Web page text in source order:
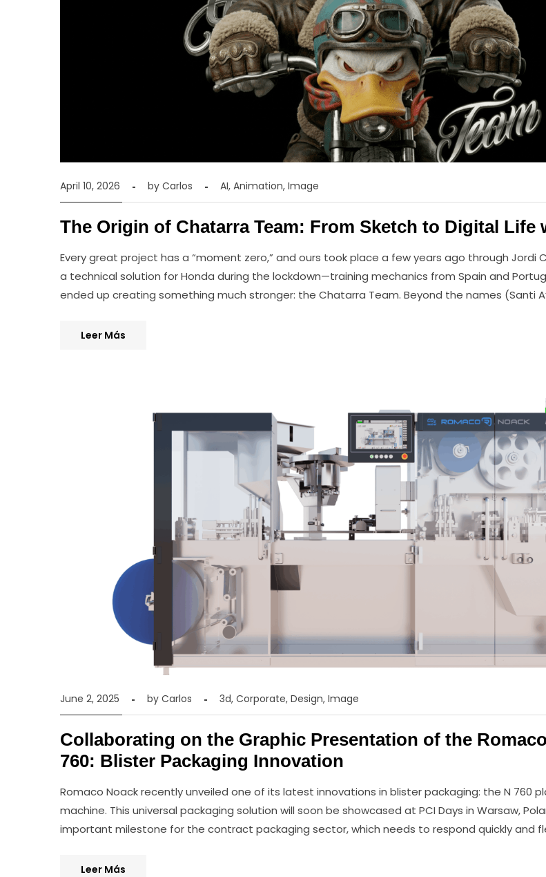
April 10, 2026 by Carlos AI, Animation, Image
The Origin of Chatarra Team: From Sketch to Digital Life
Every great project has a “moment zero,” and ours took place a few years ago through Jordi
a technical solution for Honda during the lockdown—training mechanics from Spain and
ended up creating something much stronger: the Chatarra Team. Beyond the names (Santi
Leer Más
June 2, 2025 by Carlos 3d, Corporate, Design, Image
Collaborating on the Graphic Presentation of the
760: Blister Packaging Innovation
Romaco Noack recently unveiled one of its latest innovations in blister packaging: the N 760
machine. This universal packaging solution will soon be showcased at PCI Days in Warsaw,
important milestone for the contract packaging sector, which needs to respond quickly and
Leer Más